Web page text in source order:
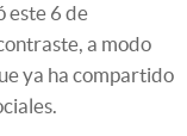
este 6 de
a modo
ya ha compartido